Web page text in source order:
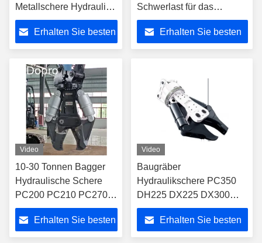
Metallschere Hydraulik
Schere Maschine
Erhalten Sie besten
Schwerlast für das
Schneiden von
Metallblechen
Erhalten Sie besten
Video
10-30 Tonnen Bagger
Hydraulische Schere
PC200 PC210 PC270
PC300
Erhalten Sie besten
Video
Baugräber
Hydraulikschere PC350
DH225 DX225 DX300
DX340
Erhalten Sie besten